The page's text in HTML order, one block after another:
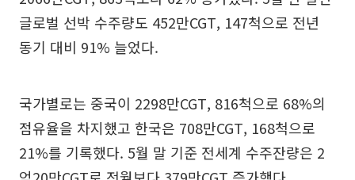
글로벌 선박 수주량도 452만CGT, 147척으로 전년
동기 대비 91% 늘었다.
국가별로는 중국이 2298만CGT, 816척으로 68%의
점유율을 차지했고 한국은 708만CGT, 168척으로
21%를 기록했다. 5월 말 기준 전세계 수주잔량은 2